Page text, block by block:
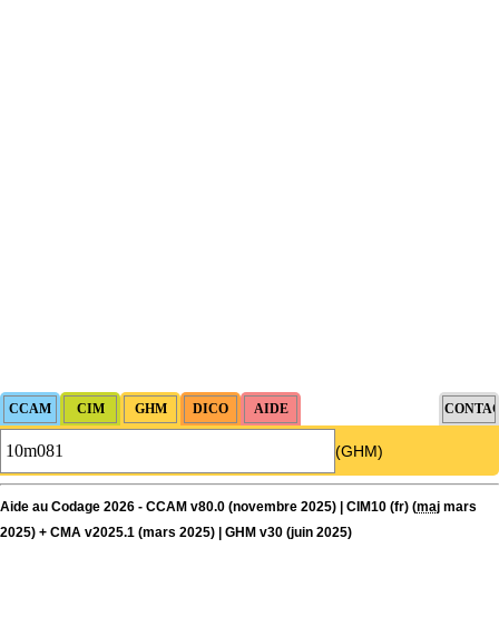
(GHM)
Aide au Codage 2026 - CCAM v80.0 (novembre 2025) | CIM10 (fr) (maj mars
2025) + CMA v2025.1 (mars 2025) | GHM v30 (juin 2025)